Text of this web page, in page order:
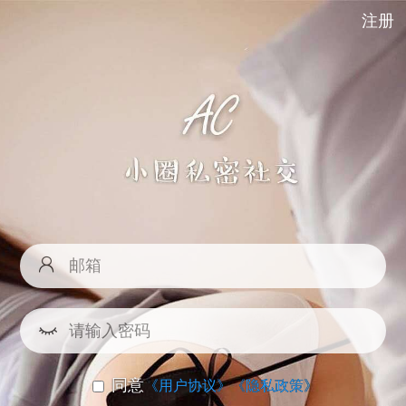
注册
同意《用户协议》《隐私政策》